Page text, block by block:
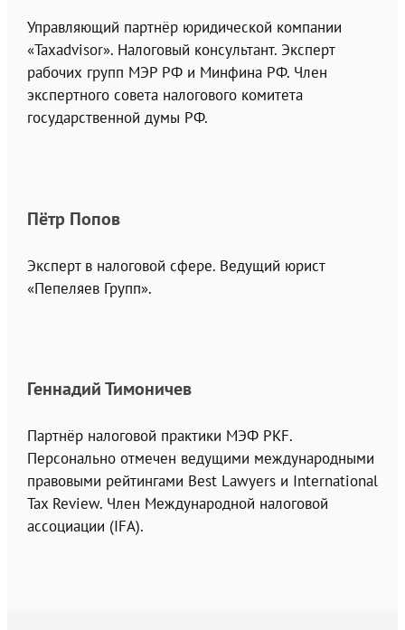
Управляющий партнёр юридической компании
«Taxadvisor». Налоговый консультант. Эксперт
рабочих групп МЭР РФ и Минфина РФ. Член
экспертного совета налогового комитета
государственной думы РФ.
Пётр Попов
Эксперт в налоговой сфере. Ведущий юрист
«Пепеляев Групп».
Геннадий Тимоничев
Партнёр налоговой практики МЭФ PKF.
Персонально отмечен ведущими международными
правовыми рейтингами Best Lawyers и International
Tax Review. Член Международной налоговой
ассоциации (IFA).